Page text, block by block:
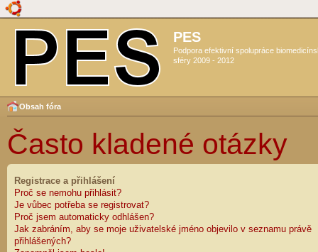
PES
Podpora efektivní spolupráce
sféry 2009 - 2012
Obsah fóra
Často kladené otázky
Registrace a přihlášení
Proč se nemohu přihlásit?
Je vůbec potřeba se registrovat?
Proč jsem automaticky odhlášen?
Jak zabráním, aby se moje uživatelské jméno objevilo v seznamu právě
přihlášených?